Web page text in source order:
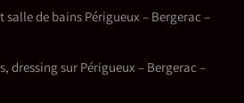
de bains Périgueux – Bergerac –
dressing sur Périgueux – Bergerac –